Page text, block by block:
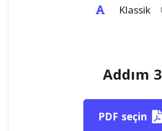
Klassik
Addım 3
PDF seçin